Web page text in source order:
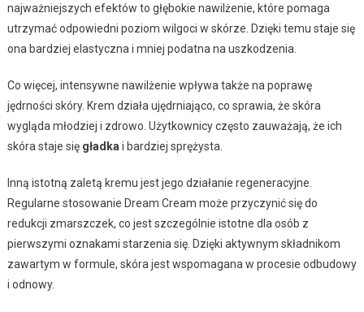
najważniejszych efektów to głębokie nawilżenie, które pomaga
utrzymać odpowiedni poziom wilgoci w skórze. Dzięki temu staje się
ona bardziej elastyczna i mniej podatna na uszkodzenia.
Co więcej, intensywne nawilżenie wpływa także na poprawę
jędrności skóry. Krem działa ujędrniająco, co sprawia, że skóra
wygląda młodziej i zdrowo. Użytkownicy często zauważają, że ich
skóra staje się gładka i bardziej sprężysta.
Inną istotną zaletą kremu jest jego działanie regeneracyjne.
Regularne stosowanie Dream Cream może przyczynić się do
redukcji zmarszczek, co jest szczególnie istotne dla osób z
pierwszymi oznakami starzenia się. Dzięki aktywnym składnikom
zawartym w formule, skóra jest wspomagana w procesie odbudowy
i odnowy.